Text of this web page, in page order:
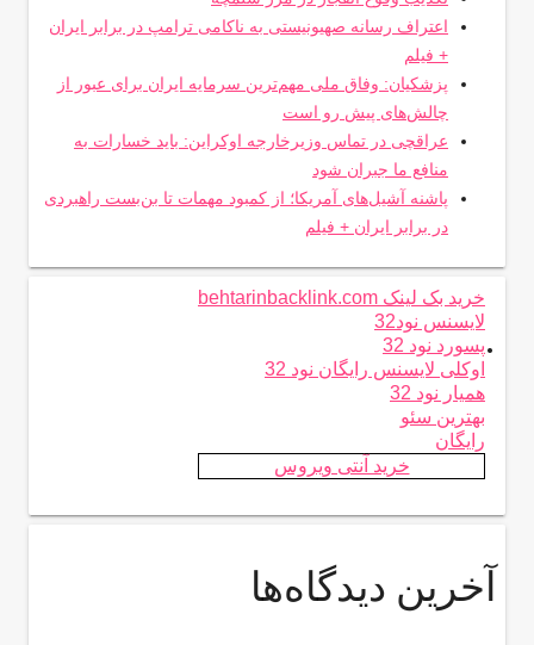
اعتراف رسانه صهیونیستی به ناکامی ترامپ در برابر ایران
+ فیلم
پزشکیان: وفاق ملی مهم‌ترین سرمایه ایران برای عبور از
چالش‌های پیش رو است
عراقچی در تماس وزیرخارجه اوکراین: باید خسارات به
منافع ما جبران شود
پاشنه آشیل‌های آمریکا؛ از کمبود مهمات تا بن‌بست راهبردی
در برابر ایران + فیلم
.
خرید بک لینک behtarinbacklink.com
لایسنس نود32
پسورد نود 32
اوکلی لایسنس رایگان نود 32
همیار نود 32
بهترین سئو
رایگان
خرید آنتی ویروس
آخرین دیدگاه‌ها